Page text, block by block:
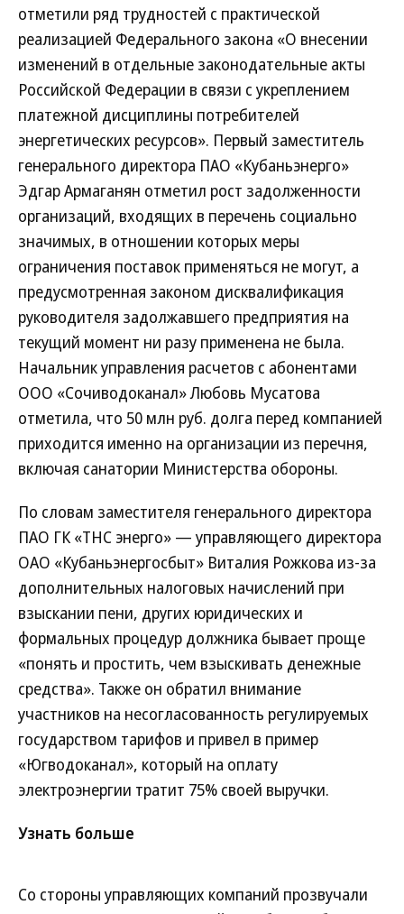
отметили ряд трудностей с практической
реализацией Федерального закона «О внесении
изменений в отдельные законодательные акты
Российской Федерации в связи с укреплением
платежной дисциплины потребителей
энергетических ресурсов». Первый заместитель
генерального директора ПАО «Кубаньэнерго»
Эдгар Армаганян отметил рост задолженности
организаций, входящих в перечень социально
значимых, в отношении которых меры
ограничения поставок применяться не могут, а
предусмотренная законом дисквалификация
руководителя задолжавшего предприятия на
текущий момент ни разу применена не была.
Начальник управления расчетов с абонентами
ООО «Сочиводоканал» Любовь Мусатова
отметила, что 50 млн руб. долга перед компанией
приходится именно на организации из перечня,
включая санатории Министерства обороны.
По словам заместителя генерального директора
ПАО ГК «ТНС энерго» — управляющего директора
ОАО «Кубаньэнергосбыт» Виталия Рожкова из-за
дополнительных налоговых начислений при
взыскании пени, других юридических и
формальных процедур должника бывает проще
«понять и простить, чем взыскивать денежные
средства». Также он обратил внимание
участников на несогласованность регулируемых
государством тарифов и привел в пример
«Югводоканал», который на оплату
электроэнергии тратит 75% своей выручки.
Узнать больше
Со стороны управляющих компаний прозвучали